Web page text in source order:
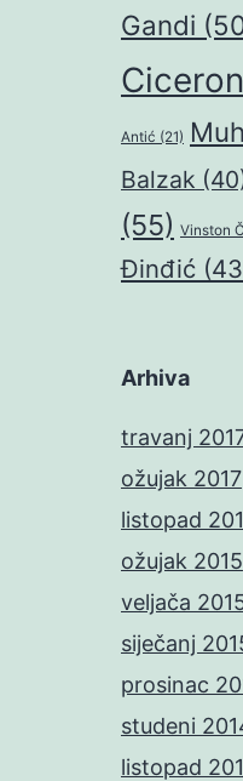
Gandi
Ciceron
Antić (21)
Balzak
(55) Vinston
Đinđić
Arhiva
travanj
ožujak 2017
listopad
ožujak 2015
veljača
siječanj
prosinac
studeni
listopad